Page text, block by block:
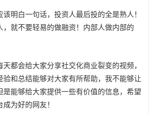
明白一句话，投资人最后投的全是熟人！
，就不要轻易的做融资！内部人做内部的
都会给大家分享社交化商业裂变的视频，
验和总结能够对大家有所帮助，我不能够让
是能够给大家提供一些有价值的信息，希望
为好的网友！